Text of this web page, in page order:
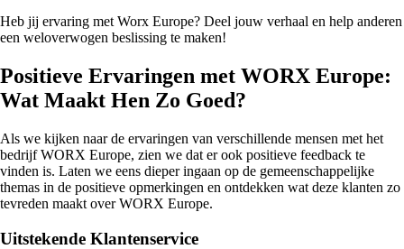
Heb jij ervaring met Worx Europe? Deel jouw verhaal en help anderen
een weloverwogen beslissing te maken!
Positieve Ervaringen met WORX Europe:
Wat Maakt Hen Zo Goed?
Als we kijken naar de ervaringen van verschillende mensen met het
bedrijf WORX Europe, zien we dat er ook positieve feedback te
vinden is. Laten we eens dieper ingaan op de gemeenschappelijke
themas in de positieve opmerkingen en ontdekken wat deze klanten zo
tevreden maakt over WORX Europe.
Uitstekende Klantenservice